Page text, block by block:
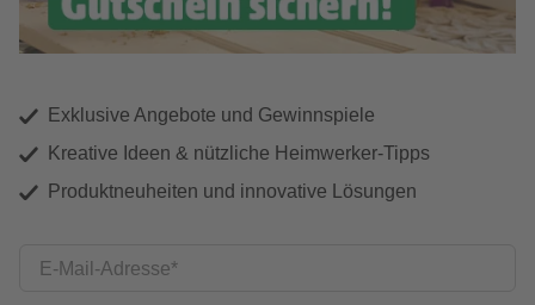
Exklusive Angebote und Gewinnspiele
Kreative Ideen & nützliche Heimwerker-Tipps
Produktneuheiten und innovative Lösungen
E-Mail-Adresse